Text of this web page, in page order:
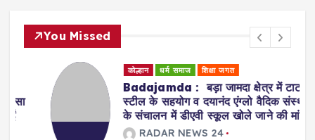
You Missed
धर्म समाज शिक्षा जगत
Badajamda : बड़ा जामदा क्षेत्र में टाटा
स्टील के सहयोग व दयानंद एंग्लो वैदिक संस्था
के संचालन में डीएवी स्कूल खोले जाने की मांग
RADAR NEWS 24